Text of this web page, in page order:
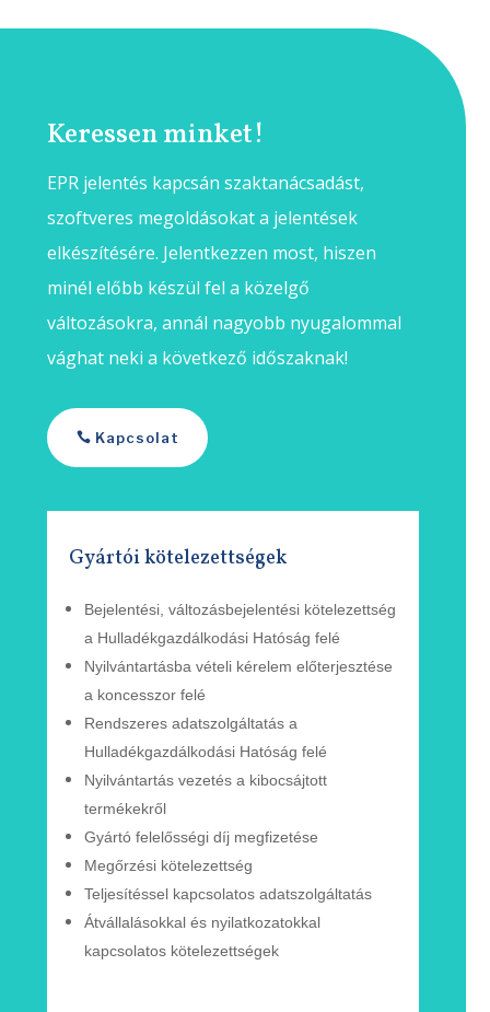
Keressen minket!
EPR jelentés kapcsán szaktanácsadást,
szoftveres megoldásokat a jelentések
elkészítésére. Jelentkezzen most, hiszen
minél előbb készül fel a közelgő
változásokra, annál nagyobb nyugalommal
vághat neki a következő időszaknak!
Kapcsolat
Gyártói kötelezettségek
Bejelentési, változásbejelentési kötelezettség
a Hulladékgazdálkodási Hatóság felé
Nyilvántartásba vételi kérelem előterjesztése
a koncesszor felé
Rendszeres adatszolgáltatás a
Hulladékgazdálkodási Hatóság felé
Nyilvántartás vezetés a kibocsájtott
termékekről
Gyártó felelősségi díj megfizetése
Megőrzési kötelezettség
Teljesítéssel kapcsolatos adatszolgáltatás
Átvállalásokkal és nyilatkozatokkal
kapcsolatos kötelezettségek